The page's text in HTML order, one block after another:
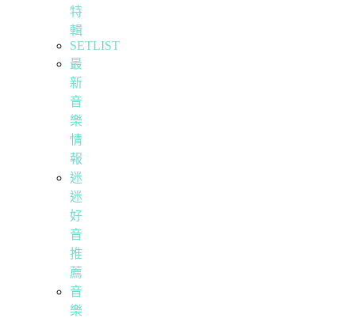
特
輯
SETLIST
最
新
音
樂
情
報
迷
迷
好
音
推
薦
音
樂